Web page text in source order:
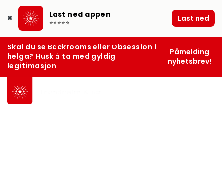
✖ Last ned appen
⭐⭐⭐⭐⭐ Last ned
Skal du se Backrooms eller Obsession i
helga? Husk å ta med gyldig
legitimasjon
Påmelding
nyhetsbrev!